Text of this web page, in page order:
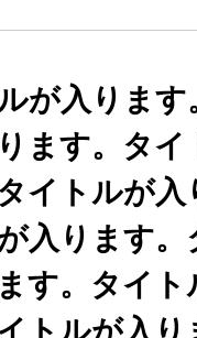
が入ります
ます。タイ
イトルが
入ります
す。タイト
トルが入り